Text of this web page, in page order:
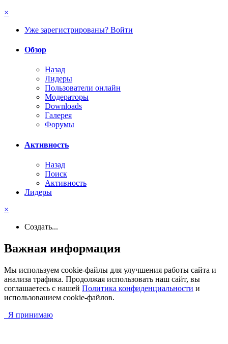
×
Уже зарегистрированы? Войти
Обзор
Назад
Лидеры
Пользователи онлайн
Модераторы
Downloads
Галерея
Форумы
Активность
Назад
Поиск
Активность
Лидеры
×
Создать...
Важная информация
Мы используем cookie-файлы для улучшения работы сайта и
анализа трафика. Продолжая использовать наш сайт, вы
соглашаетесь с нашей Политика конфиденциальности и
использованием cookie-файлов.
Я принимаю